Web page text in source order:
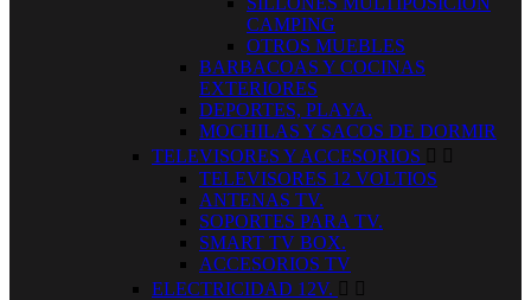
CAMPING
OTROS MUEBLES
BARBACOAS Y COCINAS
EXTERIORES
DEPORTES, PLAYA.
MOCHILAS Y SACOS DE DORMIR
TELEVISORES Y ACCESORIOS  
TELEVISORES 12 VOLTIOS
ANTENAS TV.
SOPORTES PARA TV.
SMART TV BOX.
ACCESORIOS TV
ELECTRICIDAD 12V.  